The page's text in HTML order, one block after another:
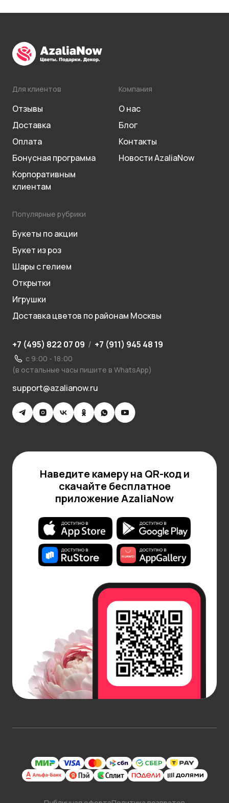
Для клиентов
Отзывы
Доставка
Оплата
Бонусная программа
Корпоративным
клиентам
Компания
О нас
Блог
Контакты
Новости AzaliaNow
Популярные рубрики
Букеты по акции
Букет из роз
Шары с гелием
Открытки
Игрушки
Доставка цветов по районам Москвы
+7 (495) 822 07 09 / +7 (911) 945 48 19
с 9:00 - 18:00
(в остальные часы пишите в WhatsApp)
support@azalianow.ru
Наведите камеру на QR-код и
скачайте бесплатное
приложение AzaliaNow